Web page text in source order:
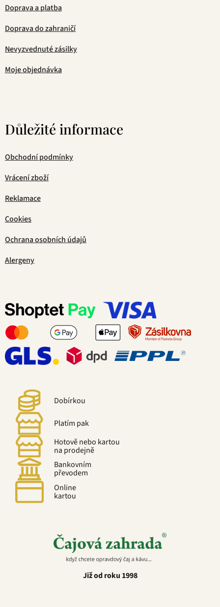
Doprava a platba
Doprava do zahraničí
Nevyzvednuté zásilky
Moje objednávka
Důležité informace
Obchodní podmínky
Vrácení zboží
Reklamace
Cookies
Ochrana osobních údajů
Alergeny
Dobírkou
Platím pak
Hotově nebo kartou
na prodejně
Bankovním
převodem
Online
kartou
Již od roku 1998